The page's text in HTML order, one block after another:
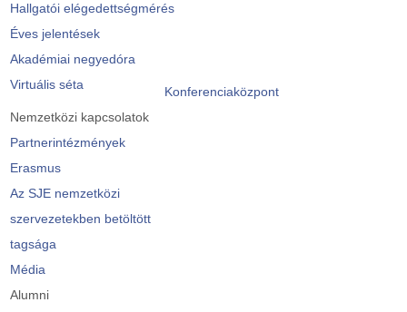
Hallgatói elégedettségmérés
Éves jelentések
Akadémiai negyedóra
Virtuális séta
Konferenciaközpont
Nemzetközi kapcsolatok
Partnerintézmények
Erasmus
Az SJE nemzetközi
szervezetekben betöltött
tagsága
Média
Alumni